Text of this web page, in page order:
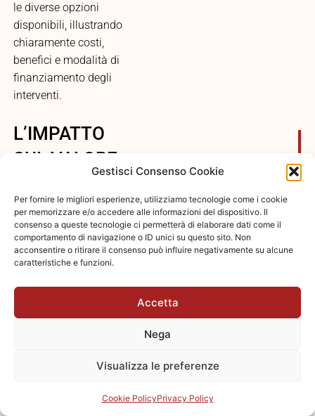
Gestisci Consenso Cookie
Per fornire le migliori esperienze, utilizziamo tecnologie come i cookie
per memorizzare e/o accedere alle informazioni del dispositivo. Il
consenso a queste tecnologie ci permetterà di elaborare dati come il
comportamento di navigazione o ID unici su questo sito. Non
acconsentire o ritirare il consenso può influire negativamente su alcune
caratteristiche e funzioni.
Accetta
Nega
Visualizza le preferenze
Cookie PolicyPrivacy Policy
le diverse opzioni
disponibili, illustrando
chiaramente costi,
benefici e modalità di
finanziamento degli
interventi.
L’IMPATTO
SUL VALORE
IMMOBILI
Gli interventi di
efficientamento
rappresentano solo un
costo, ma un
valore degli immobili. Un
efficiente è più appetibile